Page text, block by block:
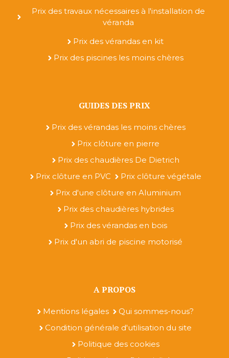
Prix des travaux nécessaires à l'installation de
véranda
Prix des vérandas en kit
Prix des piscines les moins chères
GUIDES DES PRIX
Prix des vérandas les moins chères
Prix clôture en pierre
Prix des chaudières De Dietrich
Prix clôture en PVC
Prix clôture végétale
Prix d'une clôture en Aluminium
Prix des chaudières hybrides
Prix des vérandas en bois
Prix d'un abri de piscine motorisé
A PROPOS
Mentions légales
Qui sommes-nous?
Condition générale d'utilisation du site
Politique des cookies